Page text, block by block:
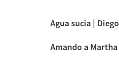
Agua sucia |
Amando a